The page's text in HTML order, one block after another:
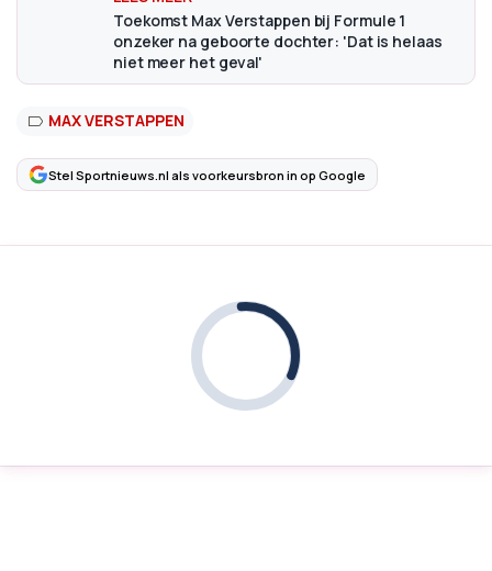
Toekomst Max Verstappen bij Formule 1
onzeker na geboorte dochter: 'Dat is helaas
niet meer het geval'
MAX VERSTAPPEN
Stel Sportnieuws.nl als voorkeursbron in op Google